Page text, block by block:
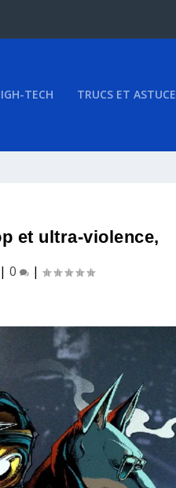
TECH TRUCS ET
et ultra-violence,
|0 |